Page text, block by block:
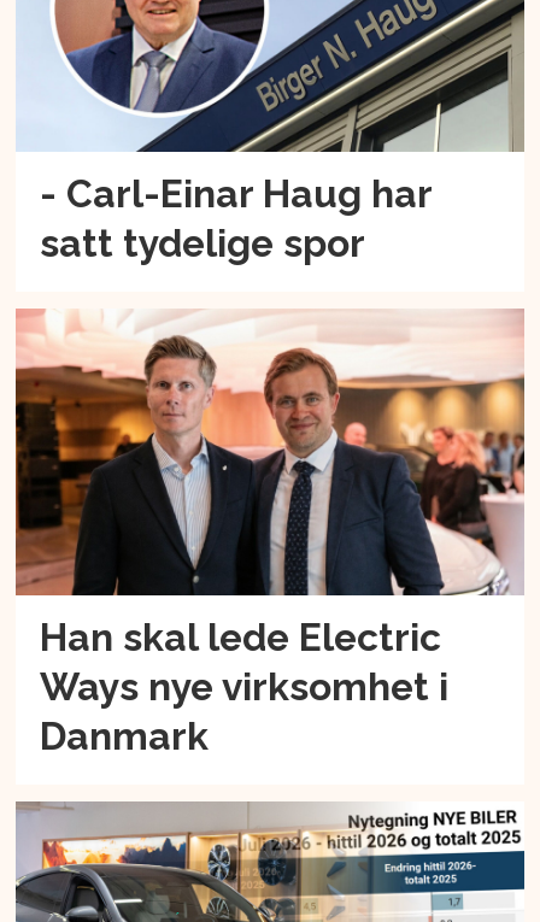
- Carl-Einar Haug har
satt tydelige spor
Han skal lede Electric
Ways nye virksomhet i
Danmark